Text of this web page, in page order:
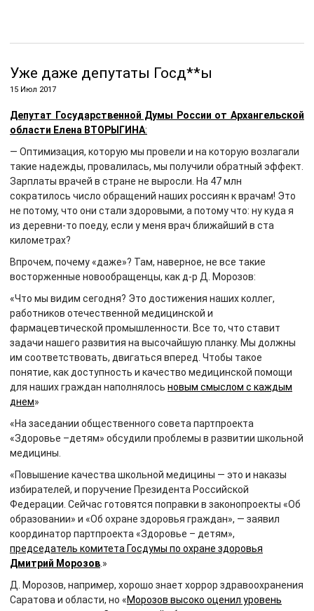
Уже даже депутаты Госд**ы
15 Июл 2017
Депутат Государственной Думы России от Архангельской
области Елена ВТОРЫГИНА:
— Оптимизация, которую мы провели и на которую возлагали
такие надежды, провалилась, мы получили обратный эффект.
Зарплаты врачей в стране не выросли. На 47 млн
сократилось число обращений наших россиян к врачам! Это
не потому, что они стали здоровыми, а потому что: ну куда я
из деревни-то поеду, если у меня врач ближайший в ста
километрах?
Впрочем, почему «даже»? Там, наверное, не все такие
восторженные новообращенцы, как д-р Д. Морозов:
«Что мы видим сегодня? Это достижения наших коллег,
работников отечественной медицинской и
фармацевтической промышленности. Все то, что ставит
задачи нашего развития на высочайшую планку. Мы должны
им соответствовать, двигаться вперед. Чтобы такое
понятие, как доступность и качество медицинской помощи
для наших граждан наполнялось новым смыслом с каждым
днем»
«На заседании общественного совета партпроекта
«Здоровье –детям» обсудили проблемы в развитии школьной
медицины.
«Повышение качества школьной медицины — это и наказы
избирателей, и поручение Президента Российской
Федерации. Сейчас готовятся поправки в законопроекты «Об
образовании» и «Об охране здоровья граждан», — заявил
координатор партпроекта «Здоровье – детям»,
председатель комитета Госдумы по охране здоровья
Дмитрий Морозов .»
Д. Морозов, например, хорошо знает хоррор здравоохранения
Саратова и области, но «Морозов высоко оценил уровень